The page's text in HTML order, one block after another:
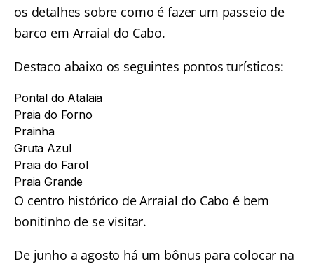
os detalhes sobre como é fazer um passeio de
barco em Arraial do Cabo.
Destaco abaixo os seguintes pontos turísticos:
Pontal do Atalaia
Praia do Forno
Prainha
Gruta Azul
Praia do Farol
Praia Grande
O centro histórico de Arraial do Cabo é bem
bonitinho de se visitar.
De junho a agosto há um bônus para colocar na